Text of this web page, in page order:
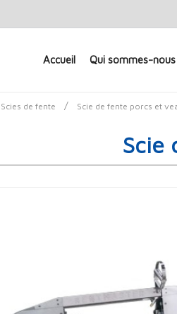
Accueil Qui sommes-nous
Scies de fente / Scie de fente porcs et
Scie